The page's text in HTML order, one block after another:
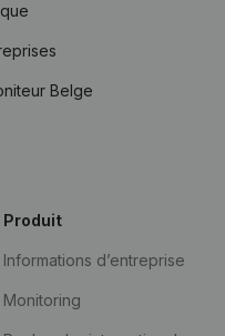
Belge
Produit
Informations d’entreprise
Monitoring